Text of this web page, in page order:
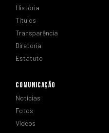
História
Títulos
Transparência
Diretoria
Estatuto
COMUNICAÇÃO
Notícias
Fotos
Vídeos